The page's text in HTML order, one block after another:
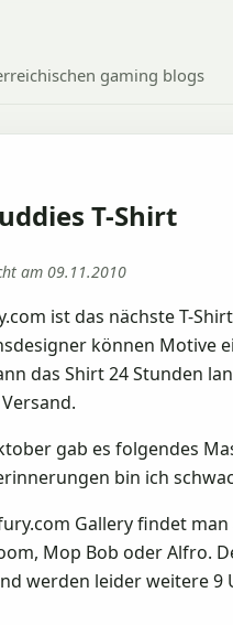
gaming blogs
T-Shirt
am 09.11.2010
ist das nächste T-
können Motive
das Shirt 24 Stunden
gab es folgendes
bin ich
Gallery findet
Mop Bob oder Alfro.
werden leider weitere